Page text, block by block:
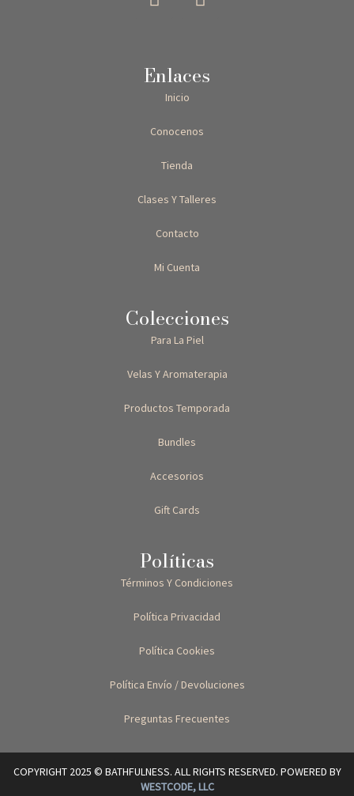
Enlaces
Inicio
Conocenos
Tienda
Clases Y Talleres
Contacto
Mi Cuenta
Colecciones
Para La Piel
Velas Y Aromaterapia
Productos Temporada
Bundles
Accesorios
Gift Cards
Políticas
Términos Y Condiciones
Política Privacidad
Política Cookies
Política Envío / Devoluciones
Preguntas Frecuentes
COPYRIGHT 2025 © BATHFULNESS. ALL RIGHTS RESERVED. POWERED BY
WESTCODE, LLC